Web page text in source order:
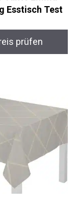
Esstisch Test
prüfen